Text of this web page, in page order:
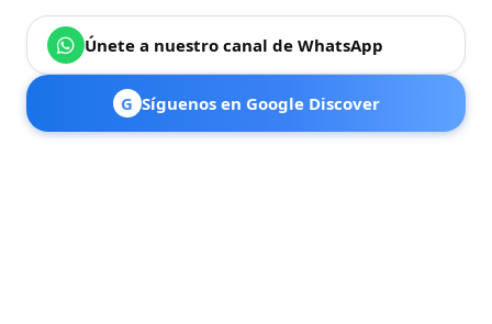
Únete a nuestro canal de WhatsApp
G Síguenos en Google Discover